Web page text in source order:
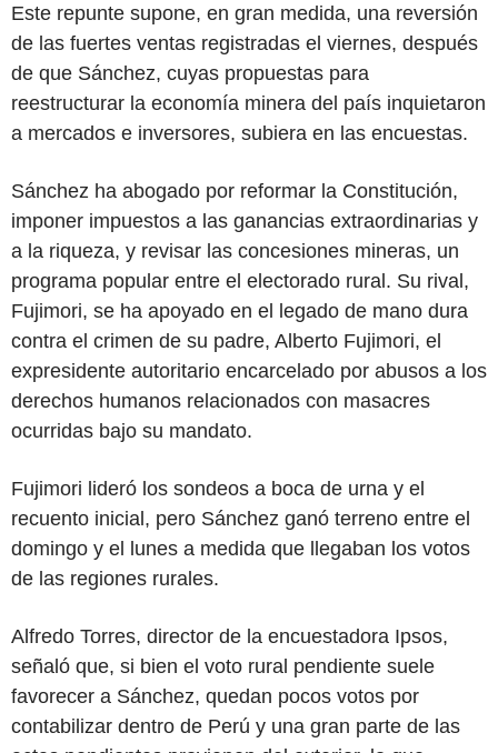
Este repunte supone, en gran medida, una reversión
de las fuertes ventas registradas el viernes, después
de que Sánchez, cuyas propuestas para
reestructurar la economía minera del país inquietaron
a mercados e inversores, subiera en las encuestas.
Sánchez ha abogado por reformar la Constitución,
imponer impuestos a las ganancias extraordinarias y
a la riqueza, y revisar las concesiones mineras, un
programa popular entre el electorado rural. Su rival,
Fujimori, se ha apoyado en el legado de mano dura
contra el crimen de su padre, Alberto Fujimori, el
expresidente autoritario encarcelado por abusos a los
derechos humanos relacionados con masacres
ocurridas bajo su mandato.
Fujimori lideró los sondeos a boca de urna y el
recuento inicial, pero Sánchez ganó terreno entre el
domingo y el lunes a medida que llegaban los votos
de las regiones rurales.
Alfredo Torres, director de la encuestadora Ipsos,
señaló que, si bien el voto rural pendiente suele
favorecer a Sánchez, quedan pocos votos por
contabilizar dentro de Perú y una gran parte de las